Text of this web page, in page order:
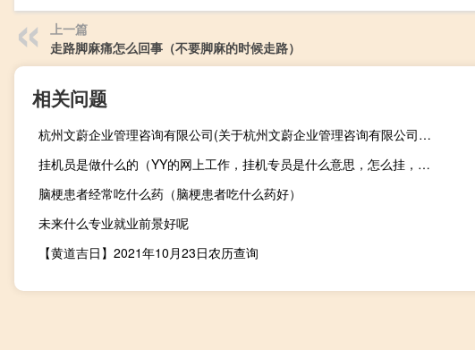
上一篇
走路脚麻痛怎么回事（不要脚麻的时候走路）
相关问题
杭州文蔚企业管理咨询有限公司(关于杭州文蔚企业管理咨询有限公司的简介)
挂机员是做什么的（YY的网上工作，挂机专员是什么意思，怎么挂，简单吗）
脑梗患者经常吃什么药（脑梗患者吃什么药好）
未来什么专业就业前景好呢
【黄道吉日】2021年10月23日农历查询